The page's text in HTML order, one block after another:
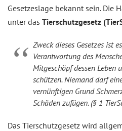
Gesetzeslage bekannt sein. Die
unter das Tierschutzgesetz
Zweck dieses Gesetzes ist
Verantwortung des
Mitgeschöpf dessen Leben
schützen. Niemand darf
vernünftigen Grund
Schäden zufügen. (§ 1
Das Tierschutzgesetz wird